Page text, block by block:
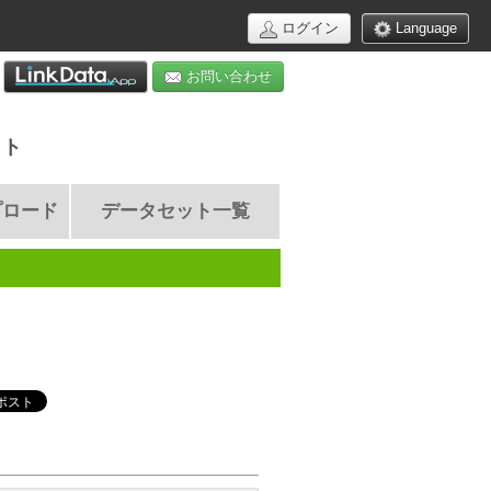
Language
ログイン
お問い合わせ
ード データセット一覧